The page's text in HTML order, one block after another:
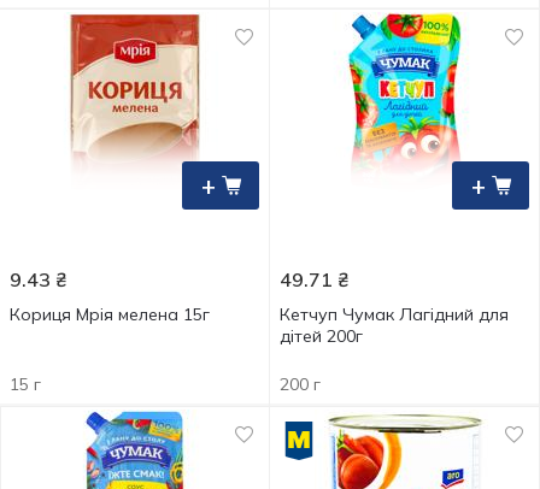
+
9.43 ₴
Кориця Мрія мелена 15г
15 г
+
49.71 ₴
Кетчуп Чумак Лагідний для
дітей 200г
200 г